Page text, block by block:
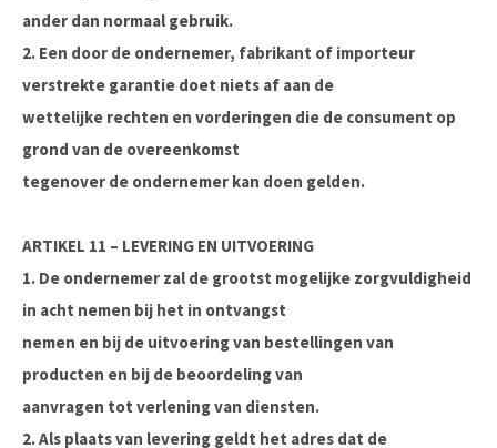
ander dan normaal gebruik.
2. Een door de ondernemer, fabrikant of importeur
verstrekte garantie doet niets af aan de
wettelijke rechten en vorderingen die de consument op
grond van de overeenkomst
tegenover de ondernemer kan doen gelden.
ARTIKEL 11 – LEVERING EN UITVOERING
1. De ondernemer zal de grootst mogelijke zorgvuldigheid
in acht nemen bij het in ontvangst
nemen en bij de uitvoering van bestellingen van
producten en bij de beoordeling van
aanvragen tot verlening van diensten.
2. Als plaats van levering geldt het adres dat de